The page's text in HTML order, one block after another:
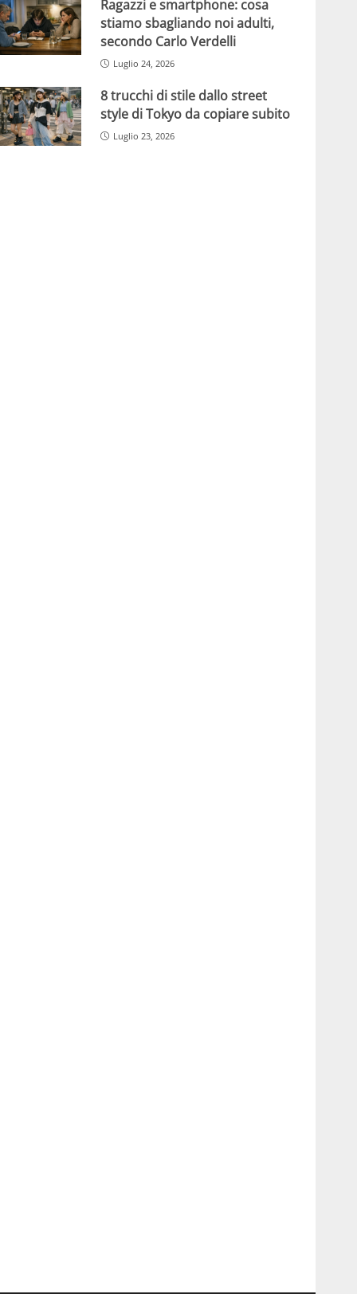
Ragazzi e smartphone: cosa
stiamo sbagliando noi adulti,
secondo Carlo Verdelli
Luglio 24, 2026
8 trucchi di stile dallo street
style di Tokyo da copiare subito
Luglio 23, 2026